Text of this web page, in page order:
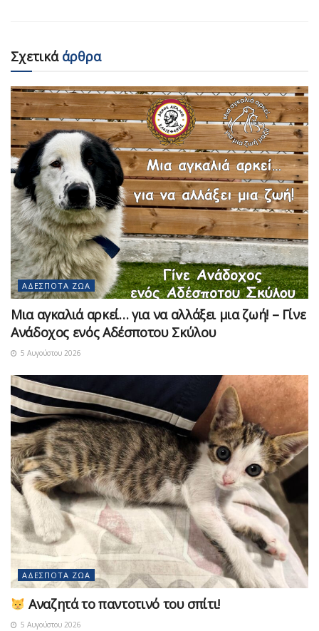
Σχετικάάρθρα
ΑΔΈΣΠΟΤΑ ΖΏΑ
Μια αγκαλιά αρκεί… για να αλλάξει μια ζωή! – Γίνε
Ανάδοχος ενός Αδέσποτου Σκύλου
5 Αυγούστου 2026
ΑΔΈΣΠΟΤΑ ΖΏΑ
Αναζητά το παντοτινό του σπίτι!
5 Αυγούστου 2026